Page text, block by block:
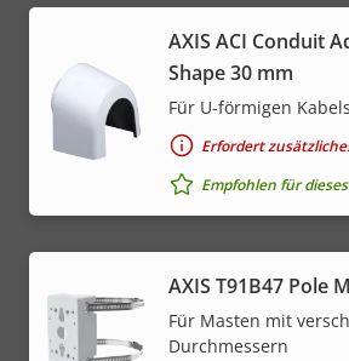
AXIS ACI Conduit
Shape 30 mm
Für U-förmigen
Erfordert
Empfohlen für
AXIS T91B47 Pole
Für Masten mit
Durchmessern